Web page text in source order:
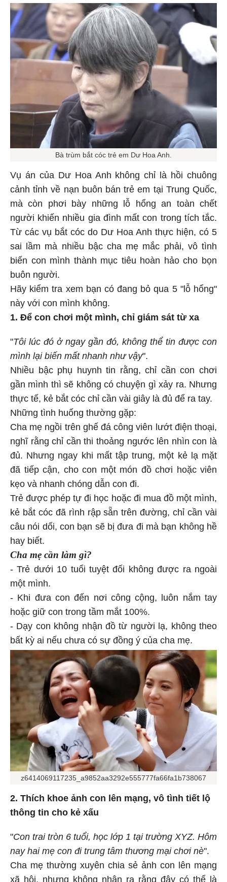
Bà trùm bắt cóc trẻ em Dư Hoa Anh.
Vụ án của Dư Hoa Anh không chỉ là hồi chuông
cảnh tỉnh về nạn buôn bán trẻ em tại Trung Quốc,
mà còn phơi bày những lỗ hổng an toàn chết
người khiến nhiều gia đình mất con trong tích tắc.
Từ các vụ bắt cóc do Dư Hoa Anh thực hiện, có 5
sai lầm mà nhiều bậc cha mẹ mắc phải, vô tình
biến con mình thành mục tiêu hoàn hảo cho bọn
buôn người.
Hãy kiểm tra xem bạn có đang bỏ qua 5 "lỗ hổng"
này với con mình không.
1. Để con chơi một mình, chỉ giám sát từ xa
"Tôi lúc đó ở ngay gần đó, không thể tin được con
mình lại biến mất nhanh như vậy".
Nhiều bậc phụ huynh tin rằng, chỉ cần con chơi
gần mình thì sẽ không có chuyện gì xảy ra. Nhưng
thực tế, kẻ bắt cóc chỉ cần vài giây là đủ để ra tay.
Những tình huống thường gặp:
Cha mẹ ngồi trên ghế đá công viên lướt điện thoại,
nghĩ rằng chỉ cần thi thoảng ngước lên nhìn con là
đủ. Nhưng ngay khi mất tập trung, một kẻ lạ mặt
đã tiếp cận, cho con một món đồ chơi hoặc viên
kẹo và nhanh chóng dẫn con đi.
Trẻ được phép tự đi học hoặc đi mua đồ một mình,
kẻ bắt cóc đã rình rập sẵn trên đường, chỉ cần vài
câu nói dối, con bạn sẽ bị đưa đi mà bạn không hề
hay biết.
Cha mẹ cần làm gì?
- Trẻ dưới 10 tuổi tuyệt đối không được ra ngoài
một mình.
- Khi đưa con đến nơi công cộng, luôn nắm tay
hoặc giữ con trong tầm mắt 100%.
- Dạy con không nhận đồ từ người lạ, không theo
bất kỳ ai nếu chưa có sự đồng ý của cha mẹ.
z6414069117235_a9852aa3292e555777fa66fa1b738067
2. Thích khoe ảnh con lên mạng, vô tình tiết lộ
thông tin cho kẻ xấu
"Con trai tròn 6 tuổi, học lớp 1 tại trường XYZ. Hôm
nay hai mẹ con đi trung tâm thương mại chơi nè".
Cha mẹ thường xuyên chia sẻ ảnh con lên mạng
xã hội, nhưng không nhận ra rằng đây có thể là